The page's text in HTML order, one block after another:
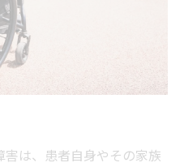
は、患者自身やその家族